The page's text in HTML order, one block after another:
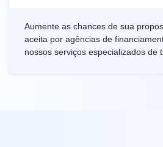
Aumente as chances de sua
aceita por agências de
nossos serviços especializados de